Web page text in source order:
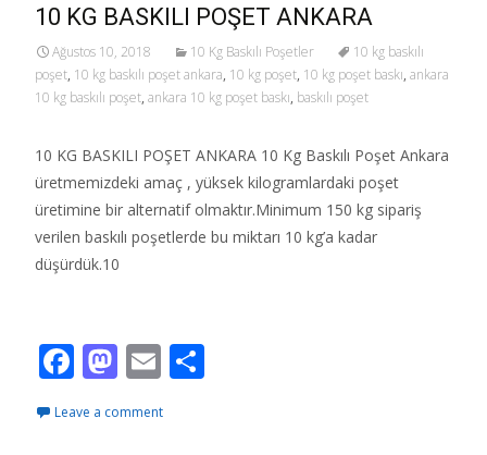
o
o
k
o
n
10 KG BASKILI POŞET ANKARA
Ağustos 10, 2018 10 Kg Baskılı Poşetler
10 kg baskılı
poşet, 10 kg baskılı poşet ankara, 10 kg poşet, 10 kg poşet baskı, ankara
10 kg baskılı poşet, ankara 10 kg poşet baskı, baskılı poşet
10 KG BASKILI POŞET ANKARA 10 Kg Baskılı Poşet Ankara
üretmemizdeki amaç , yüksek kilogramlardaki poşet
üretimine bir alternatif olmaktır.Minimum 150 kg sipariş
verilen baskılı poşetlerde bu miktarı 10 kg’a kadar
düşürdük.10
F
e
M
to
E
ai
Leave a comment